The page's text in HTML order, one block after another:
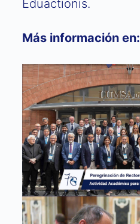
Eduactionis.
Más información en: